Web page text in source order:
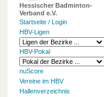
Hessischer Badminton-
Verband e.V.
Startseite / Login
HBV-Ligen
HBV-Pokal
nuScore
Vereine im HBV
Hallenverzeichnis